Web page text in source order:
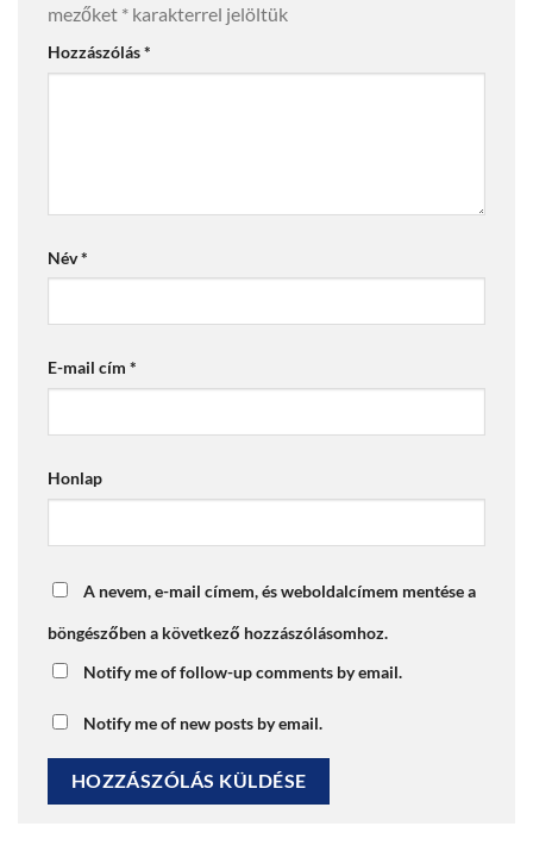
mezőket * karakterrel jelöltük
Hozzászólás*
Név*
E-mail cím *
Honlap
A nevem, e-mail címem, és weboldalcímem mentése a
böngészőben a következő hozzászólásomhoz.
Notify me of follow-up comments by email.
Notify me of new posts by email.